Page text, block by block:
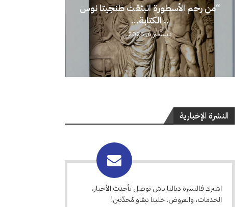
“من رحم الأسطورة انبثقت طنجيتا نوس
.. الكتابة...
ديسمبر 6, 2025
النشرة الإخبارية
اشترك فالنشرة ديالنا باش توصل بأحدث الأخبار،
الخدمات، والعروض. خلينا نبقاو مُحدّثين!